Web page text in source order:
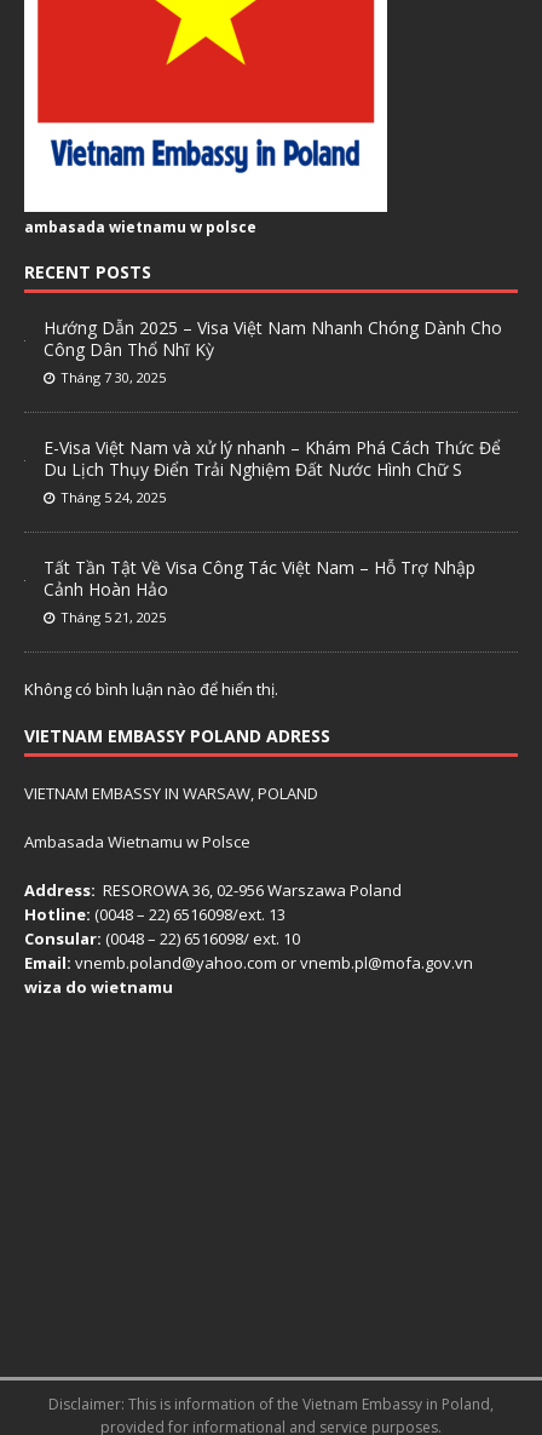
ambasada wietnamu w polsce
RECENT POSTS
Hướng Dẫn 2025 – Visa Việt Nam Nhanh Chóng Dành Cho
Công Dân Thổ Nhĩ Kỳ
Tháng 7 30, 2025
E-Visa Việt Nam và xử lý nhanh – Khám Phá Cách Thức Để
Du Lịch Thụy Điển Trải Nghiệm Đất Nước Hình Chữ S
Tháng 5 24, 2025
Tất Tần Tật Về Visa Công Tác Việt Nam – Hỗ Trợ Nhập
Cảnh Hoàn Hảo
Tháng 5 21, 2025
Không có bình luận nào để hiển thị.
VIETNAM EMBASSY POLAND ADRESS
VIETNAM EMBASSY IN WARSAW, POLAND
Ambasada Wietnamu w Polsce
Address: RESOROWA 36, 02-956 Warszawa Poland
Hotline: (0048 – 22) ​6516098/ext. 13
Consular: (0048 – 22) 6516098/ ext. 10
Email: vnemb.poland@yahoo.com or vnemb.pl@mofa.gov.vn
wiza do wietnamu
Disclaimer: This is information of the Vietnam Embassy in Poland,
provided for informational and service purposes.